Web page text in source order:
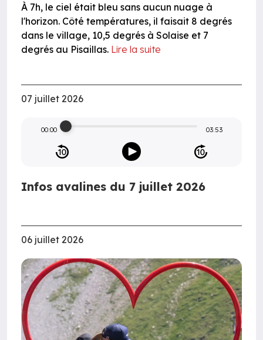
À 7h, le ciel était bleu sans aucun nuage à
l'horizon. Côté températures, il faisait 8 degrés
dans le village, 10,5 degrés à Solaise et 7
degrés au Pisaillas. Lire la suite
07 juillet 2026
00:00 03:53
Infos avalines du 7 juillet 2026
06 juillet 2026